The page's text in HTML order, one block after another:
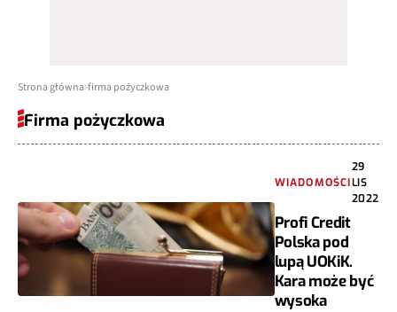
Strona główna firma pożyczkowa
Firma pożyczkowa
WIADOMOŚCI
29
LIS
2022
Profi Credit
Polska pod
lupą UOKiK.
Kara może być
wysoka